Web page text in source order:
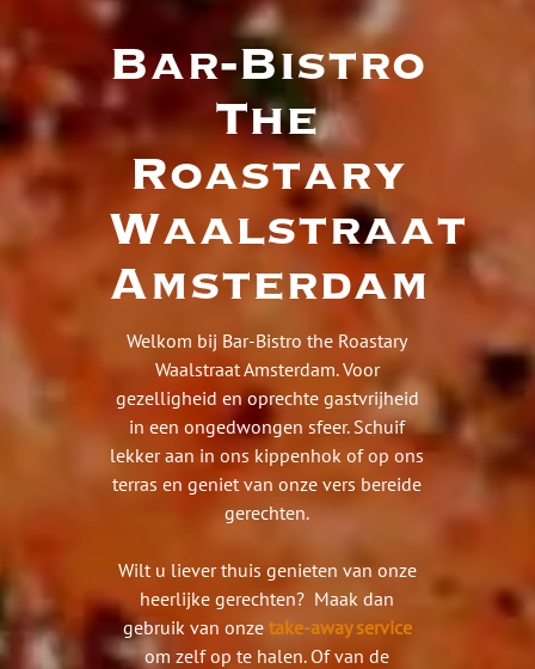
Bar-Bistro
The
Roastary
Waalstraat
Amsterdam
Welkom bij Bar-Bistro the Roastary
Waalstraat Amsterdam. Voor
gezelligheid en oprechte gastvrijheid
in een ongedwongen sfeer. Schuif
lekker aan in ons kippenhok of op ons
terras en geniet van onze vers bereide
gerechten.
Wilt u liever thuis genieten van onze
heerlijke gerechten? Maak dan
gebruik van onze take-away service
om zelf op te halen. Of van de